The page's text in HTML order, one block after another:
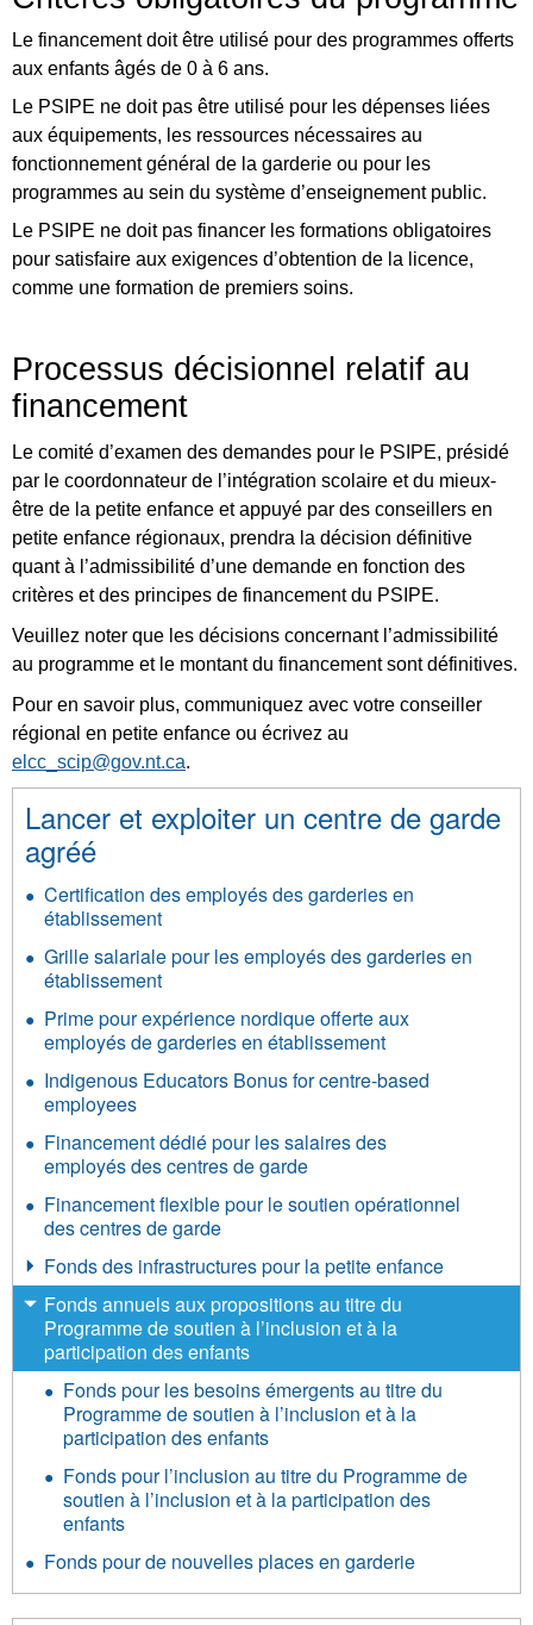
Le financement doit être utilisé pour des programmes offerts
aux enfants âgés de 0 à 6 ans.
Le PSIPE ne doit pas être utilisé pour les dépenses liées
aux équipements, les ressources nécessaires au
fonctionnement général de la garderie ou pour les
programmes au sein du système d’enseignement public.
Le PSIPE ne doit pas financer les formations obligatoires
pour satisfaire aux exigences d’obtention de la licence,
comme une formation de premiers soins.
Processus décisionnel relatif au
financement
Le comité d’examen des demandes pour le PSIPE, présidé
par le coordonnateur de l’intégration scolaire et du mieux-
être de la petite enfance et appuyé par des conseillers en
petite enfance régionaux, prendra la décision définitive
quant à l’admissibilité d’une demande en fonction des
critères et des principes de financement du PSIPE.
Veuillez noter que les décisions concernant l’admissibilité
au programme et le montant du financement sont définitives.
Pour en savoir plus, communiquez avec votre conseiller
régional en petite enfance ou écrivez au
elcc_scip@gov.nt.ca.
Lancer et exploiter un centre de garde
agréé
Certification des employés des garderies en
établissement
Grille salariale pour les employés des garderies en
établissement
Prime pour expérience nordique offerte aux
employés de garderies en établissement
Indigenous Educators Bonus for centre-based
employees
Financement dédié pour les salaires des
employés des centres de garde
Financement flexible pour le soutien opérationnel
des centres de garde
Fonds des infrastructures pour la petite enfance
Fonds annuels aux propositions au titre du
Programme de soutien à l’inclusion et à la
participation des enfants
Fonds pour les besoins émergents au titre du
Programme de soutien à l’inclusion et à la
participation des enfants
Fonds pour l’inclusion au titre du Programme de
soutien à l’inclusion et à la participation des
enfants
Fonds pour de nouvelles places en garderie